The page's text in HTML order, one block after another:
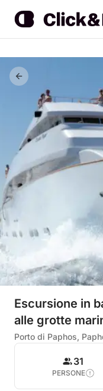
Escursione in
alle grotte
Porto di Paphos,
31
PERSONE